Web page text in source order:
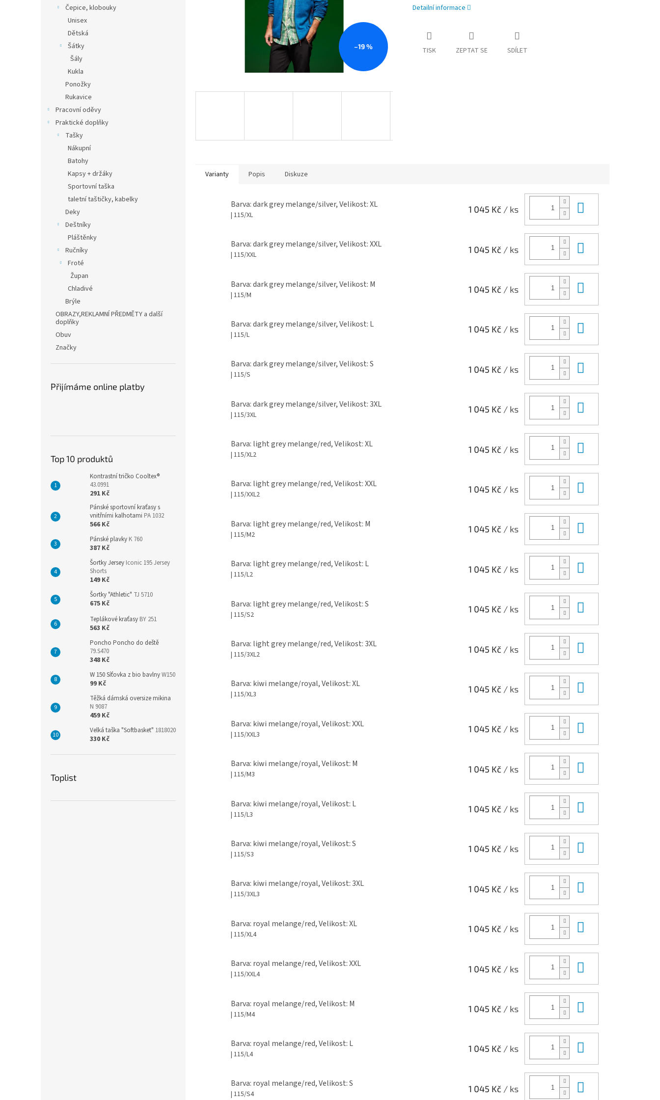
Čepice, klobouky
Unisex
Dětská
Šátky
Šály
Kukla
Ponožky
Rukavice
Pracovní oděvy
Praktické doplňky
Tašky
Nákupní
Batohy
Kapsy + držáky
Sportovní taška
taletní taštičky, kabelky
Deky
Deštníky
Pláštěnky
Ručníky
Froté
Župan
Chladivé
Brýle
OBRAZY,REKLAMNÍ PŘEDMĚTY a další
doplňky
Obuv
Značky
Přijímáme online platby
Top 10 produktů
Kontrastní tričko Cooltex®
43.0991
291 Kč
Pánské sportovní kraťasy s
vnitřními kalhotami PA 1032
566 Kč
Pánské plavky K 760
387 Kč
Šortky Jersey Iconic 195 Jersey
Shorts
149 Kč
Šortky "Athletic" TJ 5710
675 Kč
Teplákové kraťasy BY 251
563 Kč
Poncho Poncho do deště
79.S470
348 Kč
W 150 Síťovka z bio bavlnyW150
99 Kč
Těžká dámská oversize mikina
N 9087
459 Kč
Velká taška "Softbasket" 1818020
330 Kč
Toplist
–19 %
Detailní informace
TISK ZEPTAT SE SDÍLET
Varianty Popis Diskuze
Barva: dark grey melange/silver, Velikost: XL
| 115/XL
1 045 Kč / ks
Barva: dark grey melange/silver, Velikost: XXL
| 115/XXL
1 045 Kč / ks
Barva: dark grey melange/silver, Velikost: M
| 115/M
1 045 Kč / ks
Barva: dark grey melange/silver, Velikost: L
| 115/L
1 045 Kč / ks
Barva: dark grey melange/silver, Velikost: S
| 115/S
1 045 Kč / ks
Barva: dark grey melange/silver, Velikost: 3XL
| 115/3XL
1 045 Kč / ks
Barva: light grey melange/red, Velikost: XL
| 115/XL2
1 045 Kč / ks
Barva: light grey melange/red, Velikost: XXL
| 115/XXL2
1 045 Kč / ks
Barva: light grey melange/red, Velikost: M
| 115/M2
1 045 Kč / ks
Barva: light grey melange/red, Velikost: L
| 115/L2
1 045 Kč / ks
Barva: light grey melange/red, Velikost: S
| 115/S2
1 045 Kč / ks
Barva: light grey melange/red, Velikost: 3XL
| 115/3XL2
1 045 Kč / ks
Barva: kiwi melange/royal, Velikost: XL
| 115/XL3
1 045 Kč / ks
Barva: kiwi melange/royal, Velikost: XXL
| 115/XXL3
1 045 Kč / ks
Barva: kiwi melange/royal, Velikost: M
| 115/M3
1 045 Kč / ks
Barva: kiwi melange/royal, Velikost: L
| 115/L3
1 045 Kč / ks
Barva: kiwi melange/royal, Velikost: S
| 115/S3
1 045 Kč / ks
Barva: kiwi melange/royal, Velikost: 3XL
| 115/3XL3
1 045 Kč / ks
Barva: royal melange/red, Velikost: XL
| 115/XL4
1 045 Kč / ks
Barva: royal melange/red, Velikost: XXL
| 115/XXL4
1 045 Kč / ks
Barva: royal melange/red, Velikost: M
| 115/M4
1 045 Kč / ks
Barva: royal melange/red, Velikost: L
| 115/L4
1 045 Kč / ks
Barva: royal melange/red, Velikost: S
| 115/S4
1 045 Kč / ks